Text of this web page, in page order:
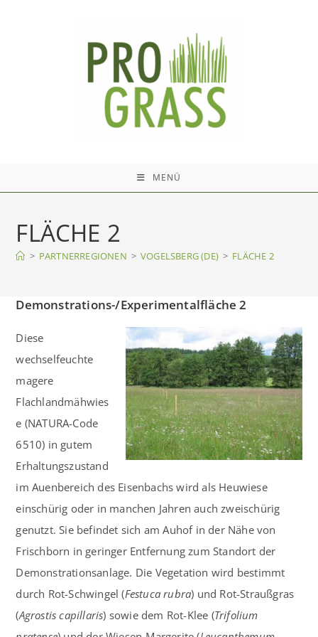
MENÜ
FLÄCHE 2
> PARTNERREGIONEN > VOGELSBERG (DE) > FLÄCHE 2
Demonstrations-/Experimentalfläche 2
Diese
wechselfeuchte
magere
Flachlandmähwies
e (NATURA-Code
6510) in gutem
Erhaltungszustand
im Auenbereich des Eisenbachs wird als Heuwiese
einschürig oder in manchen Jahren auch zweischürig
genutzt. Sie befindet sich am Auhof in der Nähe von
Frischborn in geringer Entfernung zum Standort der
Demonstrationsanlage. Die Vegetation wird bestimmt
durch Rot-Schwingel (Festuca rubra) und Rot-Straußgras
(Agrostis capillaris) sowie dem Rot-Klee (Trifolium